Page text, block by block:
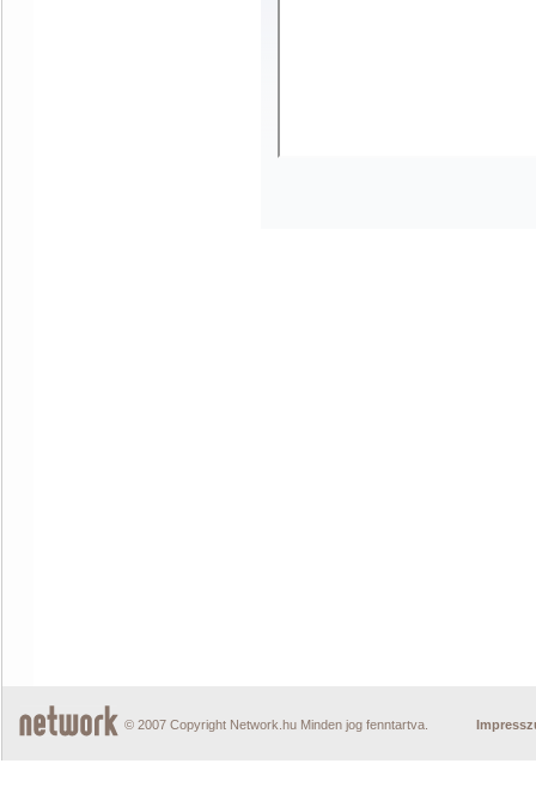
© 2007 Copyright Network.hu Minden jog fenntartva.